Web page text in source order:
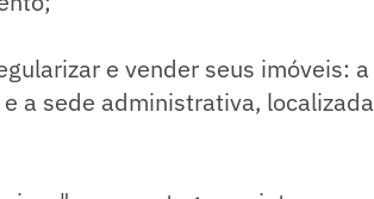
e vender seus imóveis: a
a sede administrativa, localizada